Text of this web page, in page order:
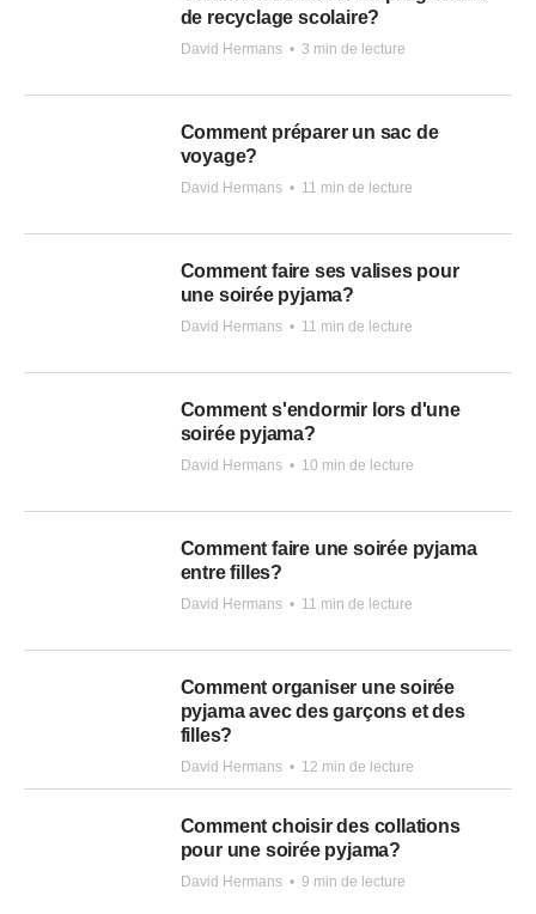
de recyclage scolaire?
David Hermans • 3 min de lecture
Comment préparer un sac de
voyage?
David Hermans • 11 min de lecture
Comment faire ses valises pour
une soirée pyjama?
David Hermans • 11 min de lecture
Comment s'endormir lors d'une
soirée pyjama?
David Hermans • 10 min de lecture
Comment faire une soirée pyjama
entre filles?
David Hermans • 11 min de lecture
Comment organiser une soirée
pyjama avec des garçons et des
filles?
David Hermans • 12 min de lecture
Comment choisir des collations
pour une soirée pyjama?
David Hermans • 9 min de lecture